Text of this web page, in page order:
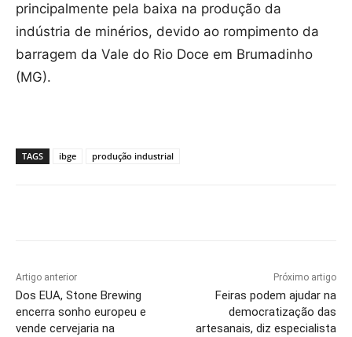
principalmente pela baixa na produção da
indústria de minérios, devido ao rompimento da
barragem da Vale do Rio Doce em Brumadinho
(MG).
TAGS ibge produção industrial
Artigo anterior
Dos EUA, Stone Brewing
encerra sonho europeu e
vende cervejaria na
Próximo artigo
Feiras podem ajudar na
democratização das
artesanais, diz especialista